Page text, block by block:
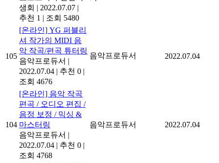
생회 | 2022.07.07 |
추천 1 | 조회 5480
105
[온라인] YG 퍼블리
셔 작가의 MIDI 음
악 작곡/편곡 튜터링
음악프로듀서 |
2022.07.04 | 추천 0 |
조회 4676
음악프로듀서 2022.07.04
104
[온라인] 음악 작곡
편곡 / 오디오 편집 /
음정 보정 / 믹싱 &
마스터링
음악프로듀서 |
2022.07.04 | 추천 0 |
조회 4768
음악프로듀서 2022.07.04